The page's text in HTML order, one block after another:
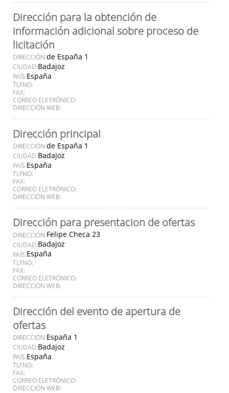
Dirección para la obtención de
información adicional sobre proceso de
licitación
DIRECCIÓN:de España 1
CIUDAD:Badajoz
PAÍS:España
TLFNO:
FAX:
CORREO ELETRÓNICO:
DIRECCIÓN WEB:
Dirección principal
DIRECCIÓN:de España 1
CIUDAD:Badajoz
PAÍS:España
TLFNO:
FAX:
CORREO ELETRÓNICO:
DIRECCIÓN WEB:
Dirección para presentacion de ofertas
DIRECCIÓN:Felipe Checa 23
CIUDAD:Badajoz
PAÍS:España
TLFNO:
FAX:
CORREO ELETRÓNICO:
DIRECCIÓN WEB:
Dirección del evento de apertura de
ofertas
DIRECCIÓN:España 1
CIUDAD:Badajoz
PAÍS:España
TLFNO:
FAX:
CORREO ELETRÓNICO:
DIRECCIÓN WEB: